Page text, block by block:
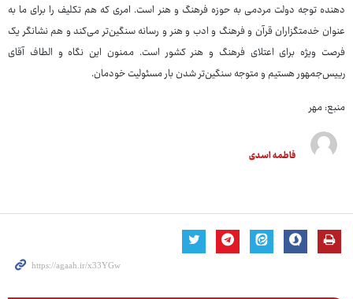
دهنده توجه دولت مردمی به حوزه فرهنگ و هنر است. امری که هم تکلیف را برای ما به
عنوان خدمتگزاران قرآن و فرهنگ و ادب و هنر و رسانه سنگین‌تر می‌کند و هم نشانگر یک
فرصت ویژه برای اعتلای فرهنگ و هنر کشور است. ممنون این نگاه و الطاف آقای
رییس‌جمهور هستیم و متوجه سنگین‌تر شدن بار مسئولیت خودمان.
منبع: مهر
فاطمه اسدی